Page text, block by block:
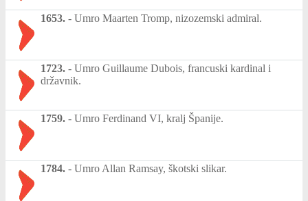
1653. - Umro Maarten Tromp, nizozemski admiral.
1723. - Umro Guillaume Dubois, francuski kardinal i
državnik.
1759. - Umro Ferdinand VI, kralj Španije.
1784. - Umro Allan Ramsay, škotski slikar.